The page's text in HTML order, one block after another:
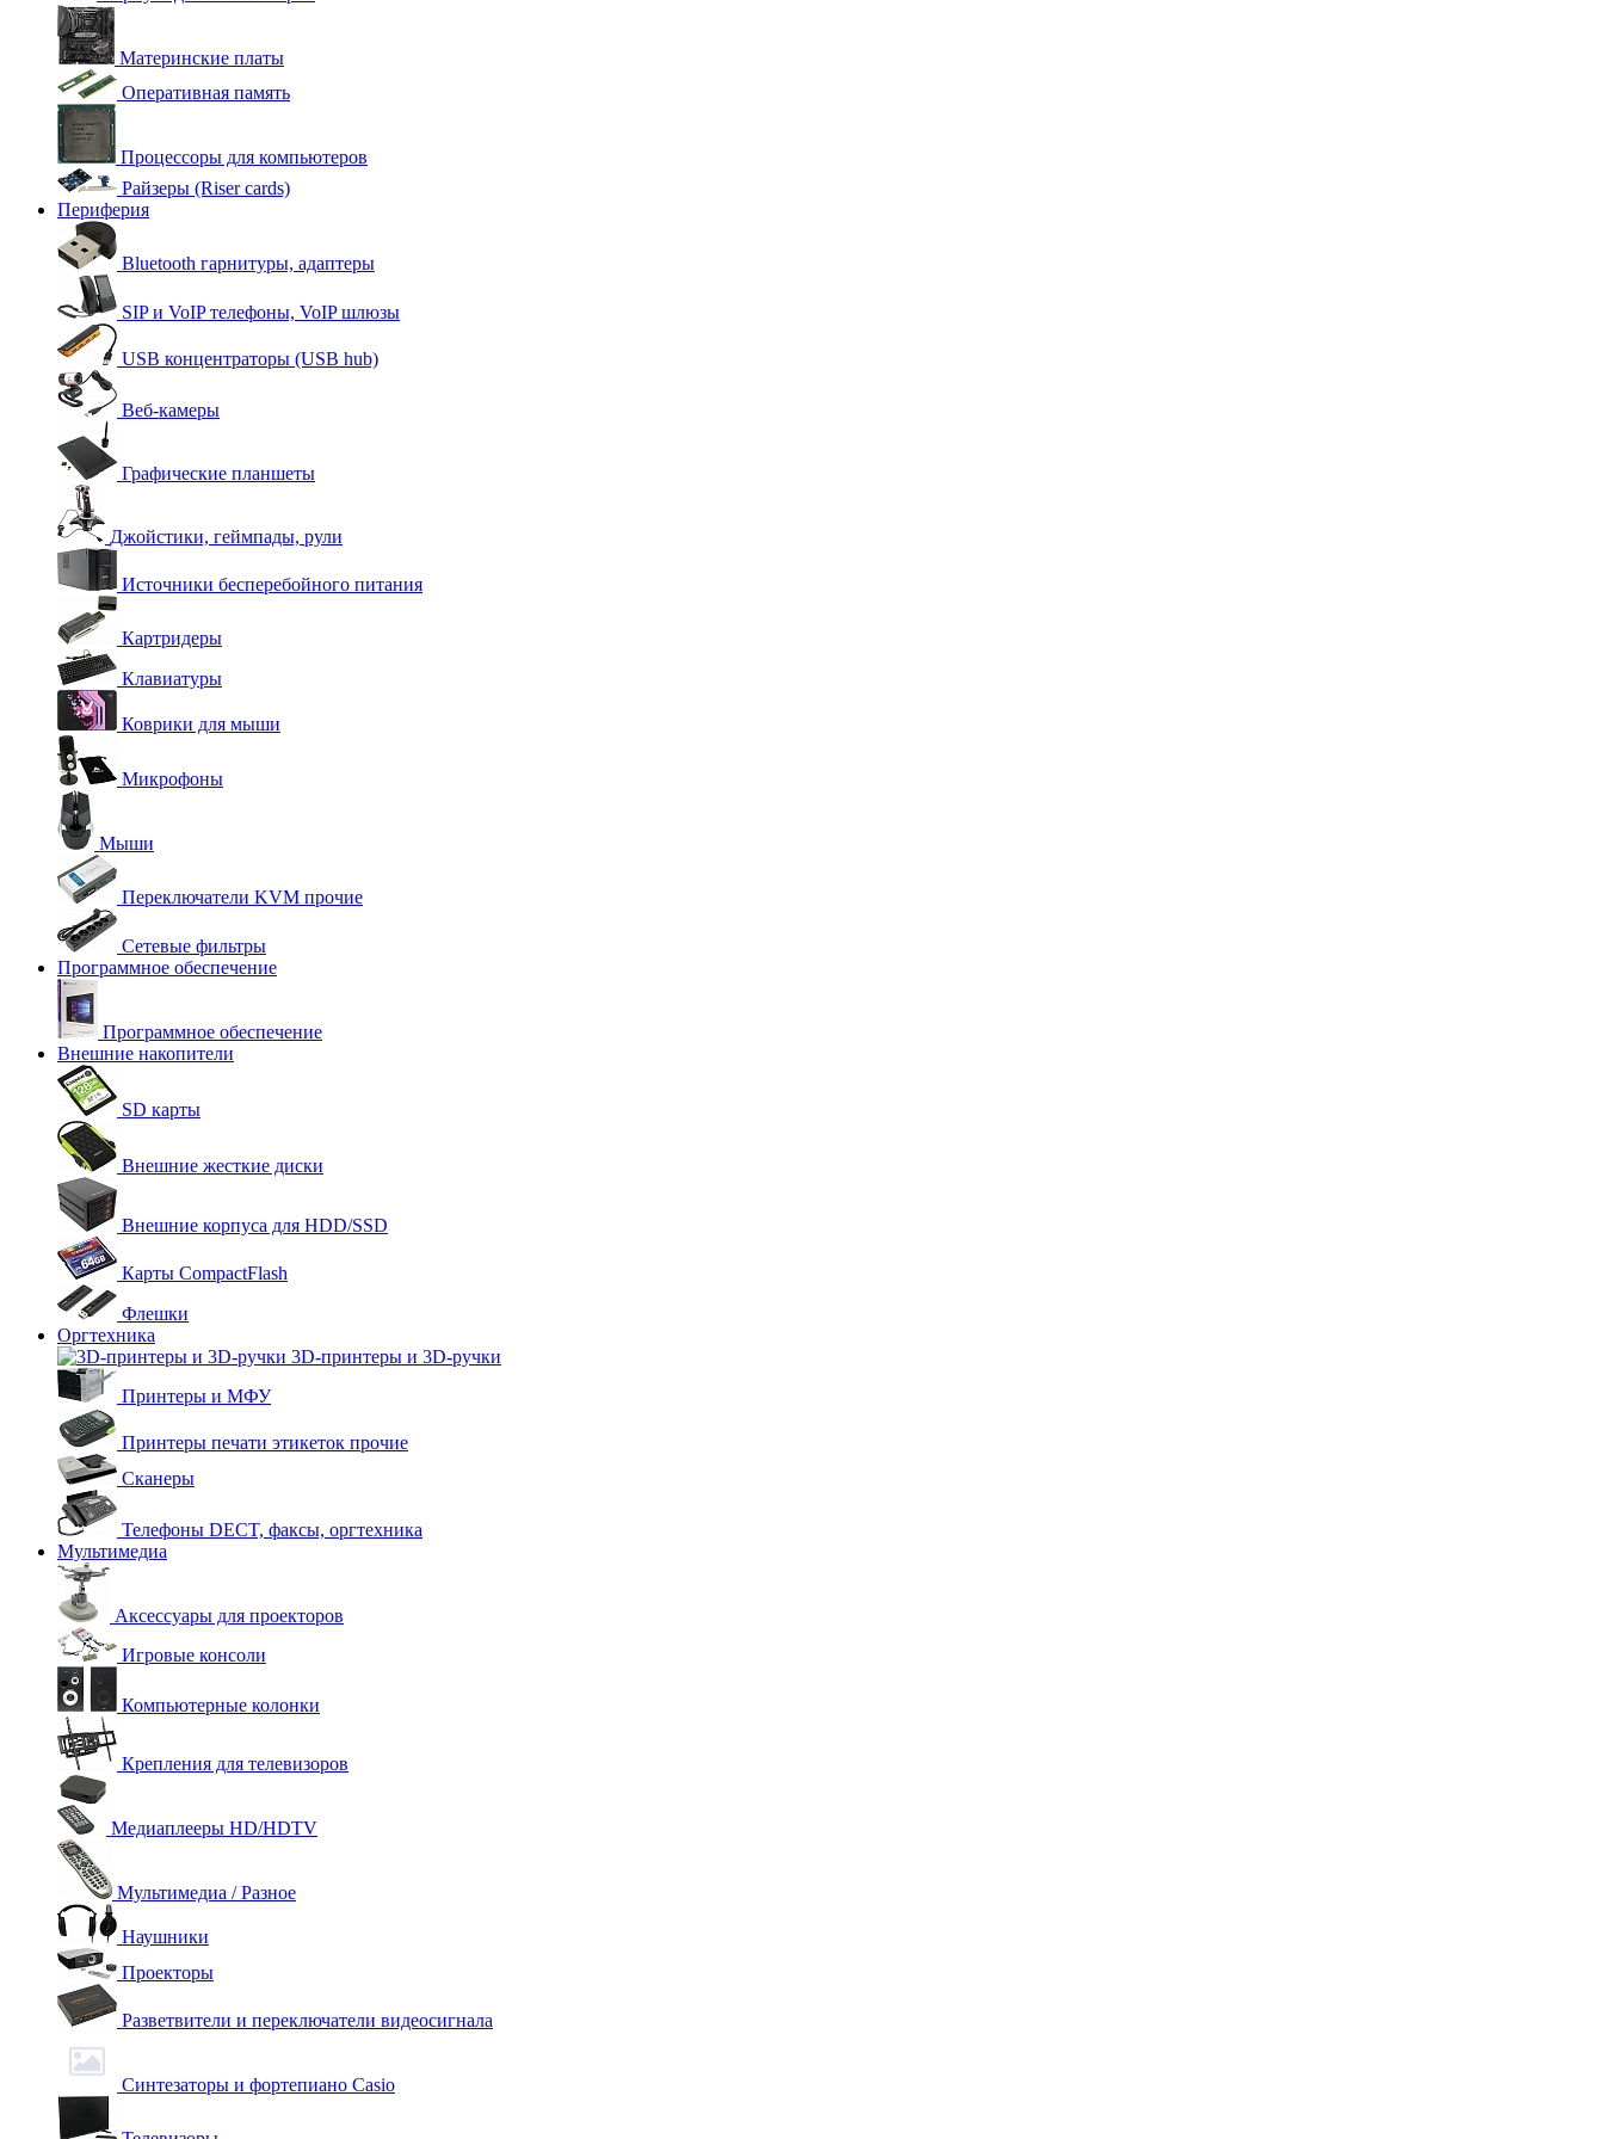
Материнские платы
Оперативная память
Процессоры для компьютеров
Райзеры (Riser cards)
Периферия
Bluetooth гарнитуры, адаптеры
SIP и VoIP телефоны, VoIP шлюзы
USB концентраторы (USB hub)
Веб-камеры
Графические планшеты
Джойстики, геймпады, рули
Источники бесперебойного питания
Картридеры
Клавиатуры
Коврики для мыши
Микрофоны
Мыши
Переключатели KVM прочие
Сетевые фильтры
Программное обеспечение
Программное обеспечение
Внешние накопители
SD карты
Внешние жесткие диски
Внешние корпуса для HDD/SSD
Карты CompactFlash
Флешки
Оргтехника
3D-принтеры и 3D-ручки
Принтеры и МФУ
Принтеры печати этикеток прочие
Сканеры
Телефоны DECT, факсы, оргтехника
Мультимедиа
Аксессуары для проекторов
Игровые консоли
Компьютерные колонки
Крепления для телевизоров
Медиаплееры HD/HDTV
Мультимедиа / Разное
Наушники
Проекторы
Разветвители и переключатели видеосигнала
Синтезаторы и фортепиано Casio